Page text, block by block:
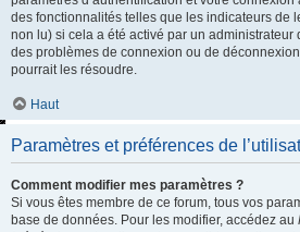
des fonctionnalités telles que les indicateurs de
non lu) si cela a été activé par un administrateur
des problèmes de connexion ou de
pourrait les résoudre.
Haut
Paramètres et préférences de
Comment modifier mes paramètres ?
Si vous êtes membre de ce forum, tous vos
base de données. Pour les modifier, accédez au